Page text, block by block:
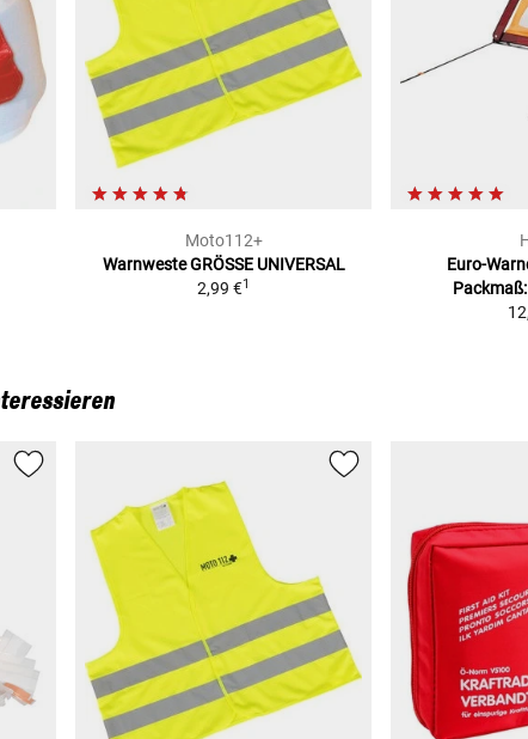
Moto112+
Warnweste GRÖSSE UNIVERSAL
2,99 €1
Euro-